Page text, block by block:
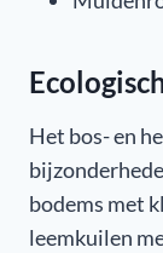
Het bos- en
bodems met
leemkuilen